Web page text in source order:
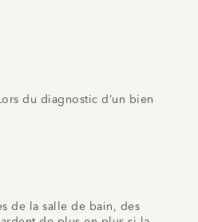
du diagnostic d’un bien
de la salle de bain, des